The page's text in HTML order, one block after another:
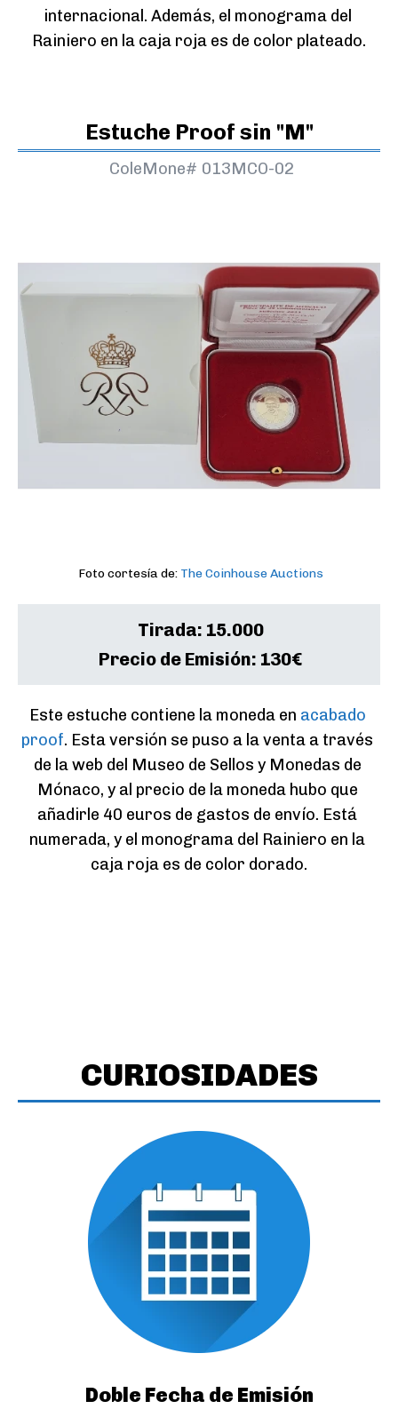
internacional. Además, el monograma del
Rainiero en la caja roja es de color plateado.
Estuche Proof sin "M"
ColeMone# 013MCO-02
Foto cortesía de: The Coinhouse Auctions
Tirada: 15.000
Precio de Emisión: 130€
Este estuche contiene la moneda en acabado
proof. Esta versión se puso a la venta a través
de la web del Museo de Sellos y Monedas de
Mónaco, y al precio de la moneda hubo que
añadirle 40 euros de gastos de envío. Está
numerada, y el monograma del Rainiero en la
caja roja es de color dorado.
CURIOSIDADES
Doble Fecha de Emisión